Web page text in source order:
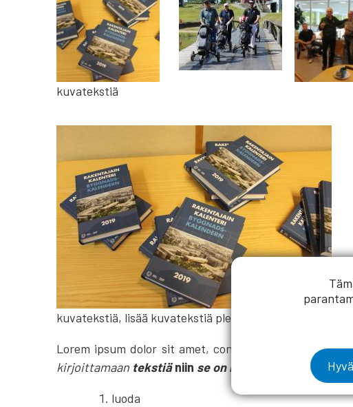
kuvatekstiä
kuvatekstiä, lisää kuvatekstiä please
Lorem ipsum dolor sit amet, consectetur adipiscing
kirjoittamaan tekstiäniin se on lihavoitu ja kursivoitu.
luoda